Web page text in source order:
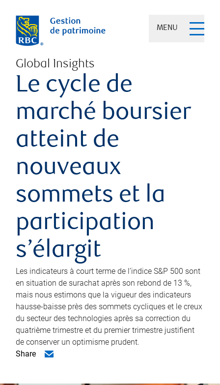
MENU
Global Insights
Le cycle de
marché boursier
atteint de
nouveaux
sommets et la
participation
s’élargit
Les indicateurs à court terme de l’indice S&P 500 sont
en situation de surachat après son rebond de 13 %,
mais nous estimons que la vigueur des indicateurs
hausse-baisse près des sommets cycliques et le creux
du secteur des technologies après sa correction du
quatrième trimestre et du premier trimestre justifient
de conserver un optimisme prudent.
Share